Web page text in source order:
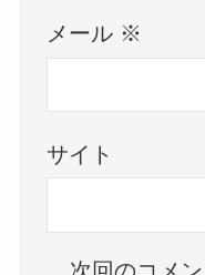
メール ※
サイト